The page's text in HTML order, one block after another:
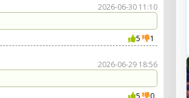
2026-06-30 11:10
5
1
2026-06-29 18:56
5 0